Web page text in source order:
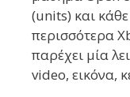
(units) και
περισσότερα
παρέχει μία
video, εικόνα,